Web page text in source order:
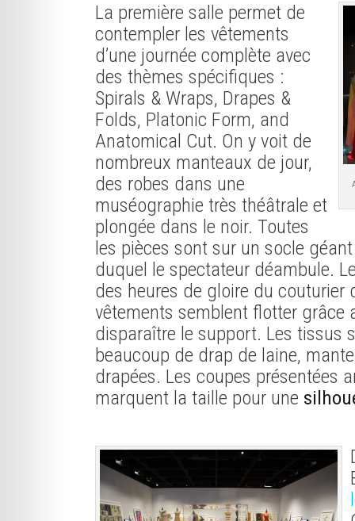
La première salle permet de
contempler les vêtements
d’une journée complète avec
des thèmes spécifiques :
Spirals & Wraps, Drapes &
Folds, Platonic Form, and
Anatomical Cut. On y voit de
nombreux manteaux de jour,
des robes dans une
muséographie très théâtrale et
plongée dans le noir. Toutes
les pièces sont sur un socle
duquel le spectateur déambule.
des heures de gloire du couturier
vêtements semblent flotter grâce
disparaître le support. Les tissus
beaucoup de drap de laine,
drapées. Les coupes présentées
marquent la taille pour une